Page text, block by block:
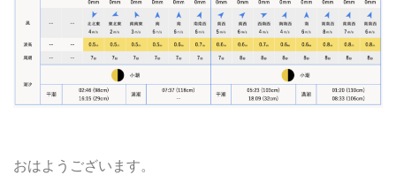
おはようございます。